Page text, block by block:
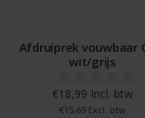
Afdruiprek vouwbaar
wit/grijs
€18,99 Incl. btw
€15,69 Excl. btw